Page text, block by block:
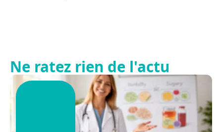
Ne ratez rien de l'actu